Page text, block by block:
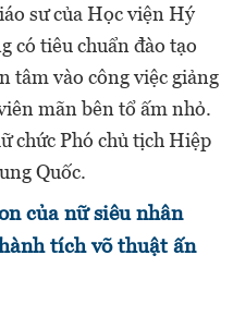
sư của Học viện Hý
có tiêu chuẩn đào tạo
tâm vào công việc giảng
mãn bên tổ ấm nhỏ.
chức Phó chủ tịch Hiệp
Quốc.
của nữ siêu nhân
tích võ thuật ấn